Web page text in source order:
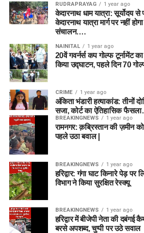
RUDRAPRAYAG 1 year ago
केदारनाथ धाम यात्रा: सूर्योदय
केदारनाथ यात्रा मार्ग पर नहीं
संचालन….
NAINITAL 1 year ago
20वें गवर्नर्स कप गोल्फ टूर्नामेंट
किया उद्घाटन, पहले दिन 70
CRIME 1 year ago
अंकिता भंडारी हत्याकांड: तीनों
सजा, कोर्ट का ऐतिहासिक
BREAKINGNEWS 1 year ago
रामनगर: क़ब्रिस्तान की ज़मीन
पहले उठा बवाल |
BREAKINGNEWS 1 year ago
हरिद्वार: गंगा घाट किनारे पेड़ पर
विभाग ने किया सुरक्षित रेस्क्यू
BREAKINGNEWS 1 year ago
हरिद्वार में बीजेपी नेता की
बरसे अपशब्द, चुप्पी पर उठे सवाल